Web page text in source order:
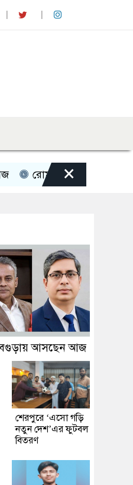
বার্তা দিলেন
×
বগুড়ায় আসছেন আজ
শেরপুরে ‘এসো গড়ি
নতুন দেশ’এর ফুটবল
বিতরণ